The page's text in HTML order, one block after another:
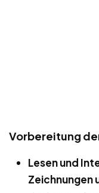
Vorbereitung
Lesen und
Zeichnungen